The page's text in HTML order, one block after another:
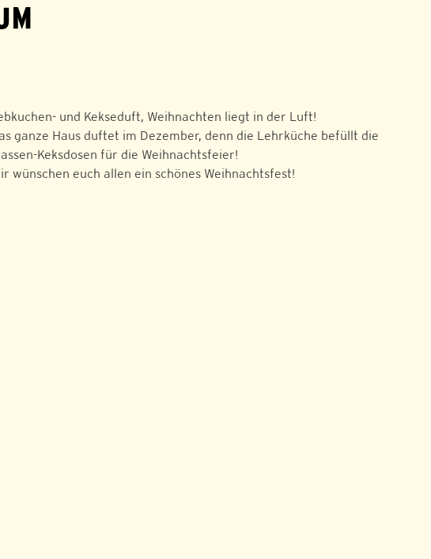
und Kekseduft, Weihnachten liegt in der Luft!
ganze Haus duftet im Dezember, denn die Lehrküche befüllt die
Keksdosen für die Weihnachtsfeier!
wünschen euch allen ein schönes Weihnachtsfest!